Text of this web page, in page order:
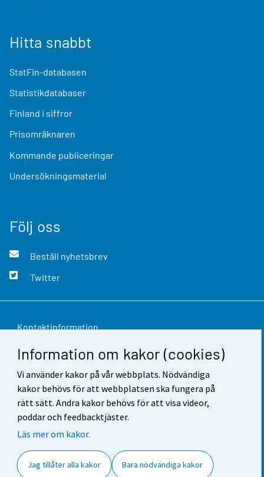
Information om kakor (cookies)
Vi använder kakor på vår webbplats. Nödvändiga
kakor behövs för att webbplatsen ska fungera på
rätt sätt. Andra kakor behövs för att visa videor,
poddar och feedbacktjäster.
Läs mer om kakor.
Jag tillåter alla kakor Bara nödvändiga kakor
Hitta snabbt
StatFin-databasen
Statistikdatabaser
Finland i siffror
Prisomräknaren
Kommande publiceringar
Undersökningsmaterial
Följ oss
Beställ nyhetsbrev
Twitter
Kontaktinformation
Respons
Användarvillkor
Dataskydd
Tillgänglighet
Cookie-inställningar